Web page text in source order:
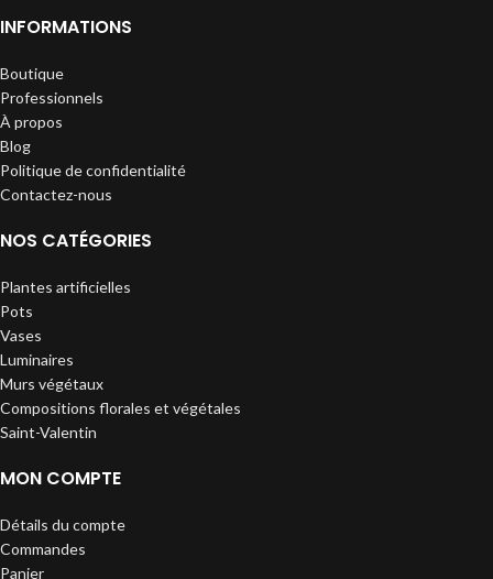
INFORMATIONS
Boutique
Professionnels
À propos
Blog
Politique de confidentialité
Contactez-nous
NOS CATÉGORIES
Plantes artificielles
Pots
Vases
Luminaires
Murs végétaux
Compositions florales et végétales
Saint-Valentin
MON COMPTE
Détails du compte
Commandes
Panier